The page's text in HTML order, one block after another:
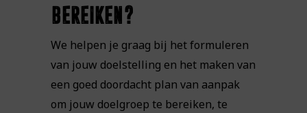
bereiken?
We helpen je graag bij het formuleren
van jouw doelstelling en het maken van
een goed doordacht plan van aanpak
om jouw doelgroep te bereiken, te